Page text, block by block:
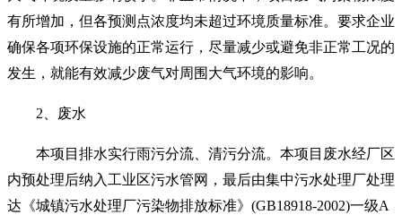
有所增加，但各预测点浓度均未超过环境质量标准。要求企业
确保各项环保设施的正常运行，尽量减少或避免非正常工况的
发生，就能有效减少废气对周围大气环境的影响。
2 、废水
本项目排水实行雨污分流、清污分流。 本项目废水经厂区
内预处理后纳入工业区污水管网，最后由集中污水处理厂处理
达《城镇污水处理厂污染物排放标准》 (GB18918-2002)一级A